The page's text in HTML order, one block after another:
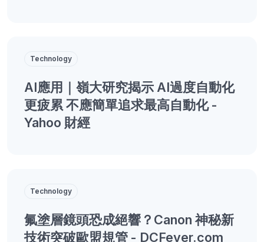
Technology
AI應用｜嶺大研究揭示 AI過度自動化
更疲累 不應簡單追求最高自動化 -
Yahoo 財經
Technology
氟塗層鏡頭恐成絕響？Canon 神秘新
技術突破歐盟規管 - DCFever.com